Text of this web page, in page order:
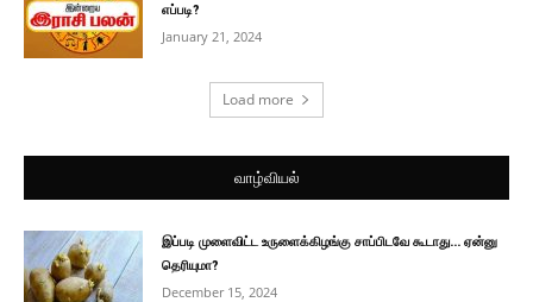
எப்படி?
January 21, 2024
Load more
வாழ்வியல்
இப்படி முளைவிட்ட உருளைக்கிழங்கு சாப்பிடவே கூடாது… ஏன்னு
தெரியுமா?
December 15, 2024